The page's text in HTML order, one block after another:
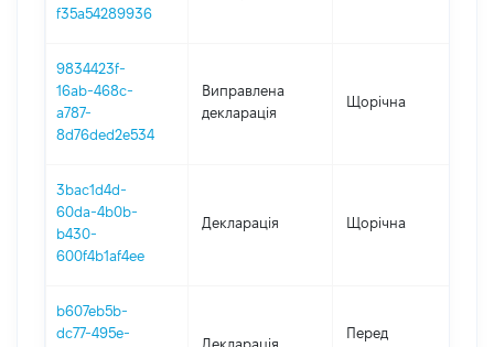
f35a54289936
9834423f-
16ab-468c-
a787-
8d76ded2e534
Виправлена
декларація
Щорічна
3bac1d4d-
60da-4b0b-
b430-
600f4b1af4ee
Декларація Щорічна
b607eb5b-
dc77-495e-
Декларація
Перед